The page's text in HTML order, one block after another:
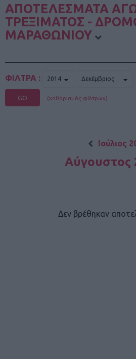
ΑΠΟΤΕΛΕΣΜΑΤΑ
ΤΡΕΞΙΜΑΤΟΣ -
ΜΑΡΑΘΩΝΙΟΥ
ΦΙΛΤΡΑ :
GO (καθαρισμός φίλτρων)
Ιούλιος
Αύγουστος
Δεν βρέθηκαν